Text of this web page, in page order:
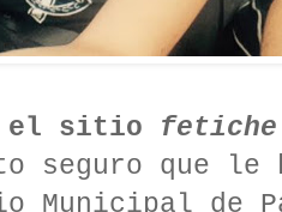
el sitio fetiche
seguro que
Municipal de